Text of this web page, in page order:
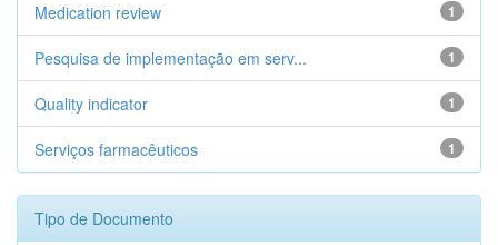
1
Medication review
1
Pesquisa de implementação em serv...
1
Quality indicator
1
Serviços farmacêuticos
Tipo de Documento